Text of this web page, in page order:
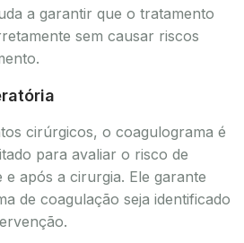
a garantir que o tratamento
sem causar riscos
cirúrgicos, o coagulograma é
para avaliar o risco de
após a cirurgia. Ele garante
de coagulação seja identificado